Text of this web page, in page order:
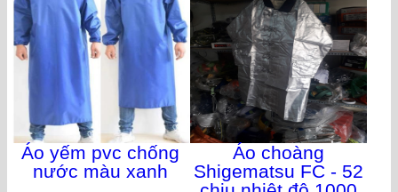
Áo yếm pvc chống
nước màu xanh
Áo choàng
Shigematsu FC - 52